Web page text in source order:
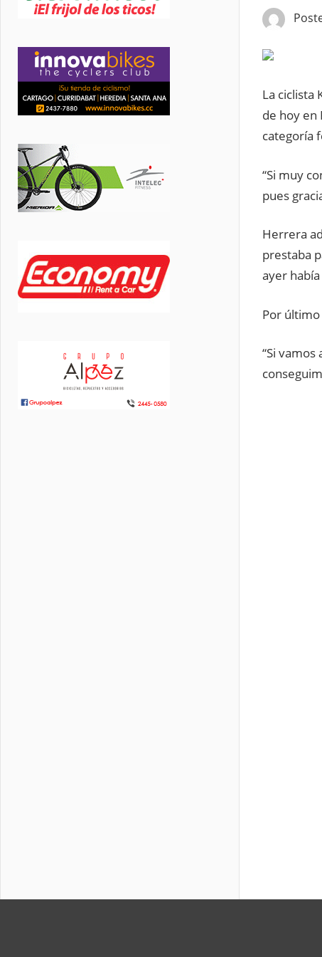
La ciclista
de hoy en
categoría
“Si muy
pues
Herrera
prestaba
ayer
Por
“Si